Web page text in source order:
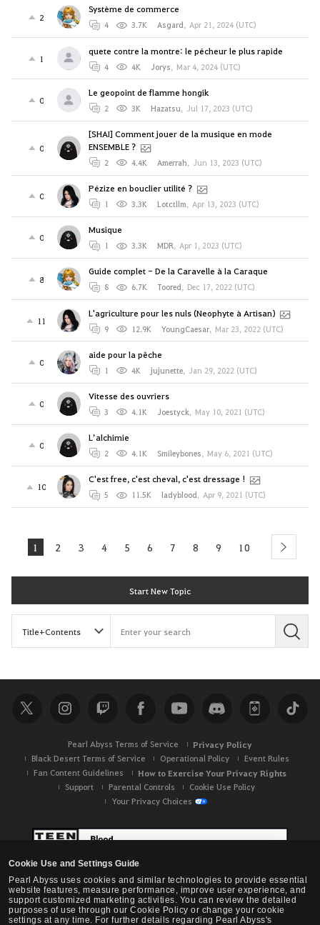
Cookie Use and Settings Guide
Pearl Abyss uses cookies and similar technologies to provide essential
website features, measure performance, improve user experience, and
support customized marketing activities. You can review the detailed
purposes of use through our Cookie Policy or change your cookie
settings at any time. For further details regarding Pearl Abyss's
2
Système de commerce
4 3.7K Asgard, Apr 21, 2024 (UTC)
1
quete contre la montre: le pécheur le plus rapide
4 4K Jorys, Mar 4, 2024 (UTC)
0
Le geopoint de flamme hongik
2 3K Hazatsu, Jul 17, 2023 (UTC)
0
[SHAI] Comment jouer de la musique en mode
ENSEMBLE ?
2 4.4K Amerrah, Jun 13, 2023 (UTC)
0
Pézize en bouclier utilité ?
1 3.3K Lotctllm, Apr 13, 2023 (UTC)
0
Musique
1 3.3K MDR, Apr 1, 2023 (UTC)
8
Guide complet - De la Caravelle à la Caraque
8 6.7K Toored, Dec 17, 2022 (UTC)
11
L'agriculture pour les nuls (Neophyte à Artisan)
9 12.9K YoungCaesar, Mar 23, 2022 (UTC)
0
aide pour la pêche
1 4K jujunette, Jan 29, 2022 (UTC)
0
Vitesse des ouvriers
3 4.1K Joestyck, May 10, 2021 (UTC)
0
L’alchimie
2 4.1K Smileybones, May 6, 2021 (UTC)
10
C'est free, c'est cheval, c'est dressage !
5 11.5K ladyblood, Apr 9, 2021 (UTC)
1 2 3 4 5 6 7 8 9 10 next
Start New Topic
S
c
h
Pearl Abyss Terms of Service Privacy Policy
Black Desert Terms of Service Operational Policy
Event Rules
Fan Content Guidelines
How to Exercise Your Privacy Rights
Support Parental Controls
Cookie Use Policy
Your Privacy Choices